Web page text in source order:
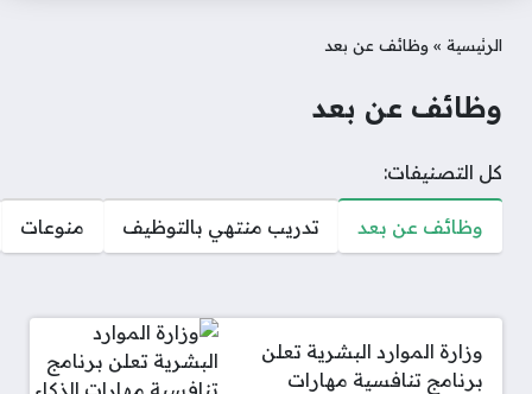
الرئيسية » وظائف عن بعد
وظائف عن بعد
كل التصنيفات:
تدريب منتهي بالتوظيف منوعات وظائف عن بعد
وزارة الموارد البشرية تعلن
برنامج تنافسية مهارات